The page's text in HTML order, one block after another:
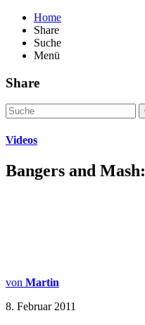
Home
Share
Suche
Menü
Share
Videos
Bangers and
von Martin
8. Februar 2011